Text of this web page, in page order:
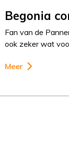
Begonia
Fan van de
ook zeker wat
Meer